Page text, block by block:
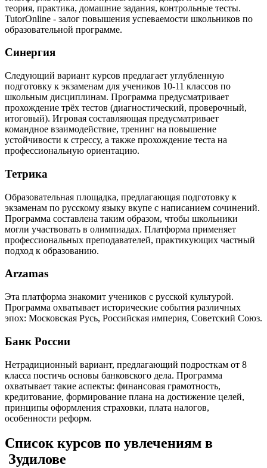
теория, практика, домашние задания, контрольные тесты.
TutorOnline - залог повышения успеваемости школьников по
образовательной программе.
Синергия
Следующий вариант курсов предлагает углубленную
подготовку к экзаменам для учеников 10-11 классов по
школьным дисциплинам. Программа предусматривает
прохождение трёх тестов (диагностический, проверочный,
итоговый). Игровая составляющая предусматривает
командное взаимодействие, тренинг на повышение
устойчивости к стрессу, а также прохождение теста на
профессиональную ориентацию.
Тетрика
Образовательная площадка, предлагающая подготовку к
экзаменам по русскому языку вкупе с написанием сочинений.
Программа составлена таким образом, чтобы школьники
могли участвовать в олимпиадах. Платформа применяет
профессиональных преподавателей, практикующих частный
подход к образованию.
Arzamas
Эта платформа знакомит учеников с русской культурой.
Программа охватывает исторические события различных
эпох: Московская Русь, Российская империя, Советский Союз.
Банк России
Нетрадиционный вариант, предлагающий подросткам от 8
класса постичь основы банковского дела. Программа
охватывает такие аспекты: финансовая грамотность,
кредитование, формирование плана на достижение целей,
принципы оформления страховки, плата налогов,
особенности реформ.
Список курсов по увлечениям в
Зудилове